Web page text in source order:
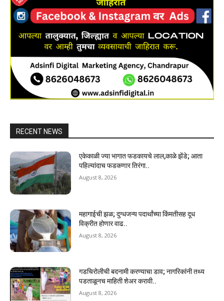
RECENT NEWS
एकेकाळी ज्या भागात फडकायचे लाल,काळे झेंडे; आता
पहिल्यांदाच फडकणार तिरंगा..
August 8, 2026
महागाईची झळ; दुग्धजन्य पदार्थांच्या किंमतीसह दूध
विक्रीत होणार वाढ..
August 8, 2026
गडचिरोलीची बदनामी करण्याचा डाव; नागरिकांनी तथ्य
पडताळूनच माहिती शेअर करावी..
August 8, 2026